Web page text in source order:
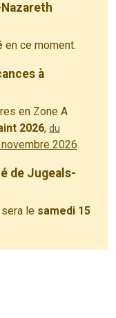
en ce moment.
à
en Zone A
2026, du
novembre 2026.
de Jugeals-
le samedi 15